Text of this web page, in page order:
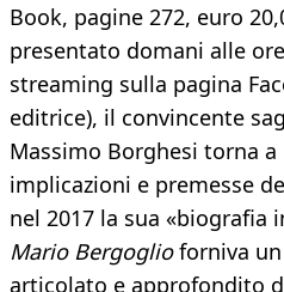
Book, pagine 272, euro
presentato domani alle
streaming sulla pagina
editrice), il convincente
Massimo Borghesi torna
implicazioni e premesse
nel 2017 la sua «biografia
Mario Bergoglioforniva
articolato e approfondito